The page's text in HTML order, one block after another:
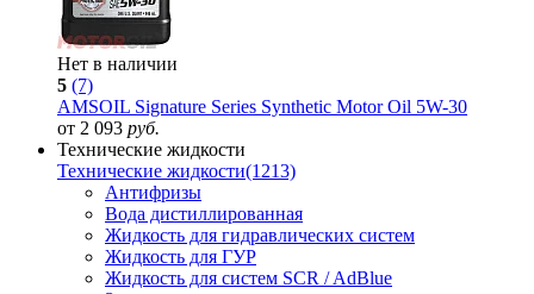
Нет в наличии
5 (7)
AMSOIL Signature Series Synthetic Motor Oil 5W-30
от 2 093 руб.
Технические жидкости
Технические жидкости(1213)
Антифризы
Вода дистиллированная
Жидкость для гидравлических систем
Жидкость для ГУР
Жидкость для систем SCR / AdBlue